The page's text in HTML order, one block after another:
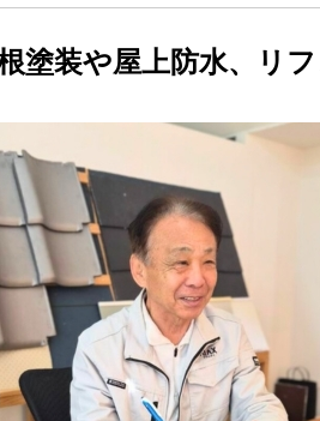
塗装や屋上防水、リ